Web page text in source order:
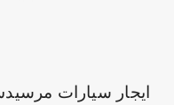
ايجار سيارات